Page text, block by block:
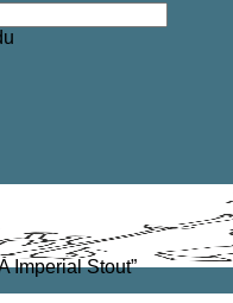
Imperial Stout”